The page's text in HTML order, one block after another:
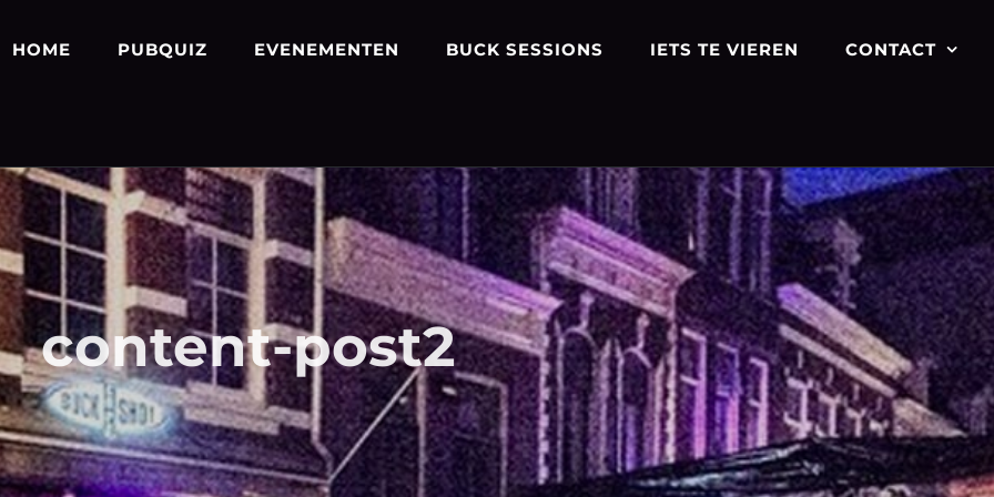
HOME PUBQUIZ EVENEMENTEN BUCK SESSIONS IETS TE VIEREN CONTACT
content-post2